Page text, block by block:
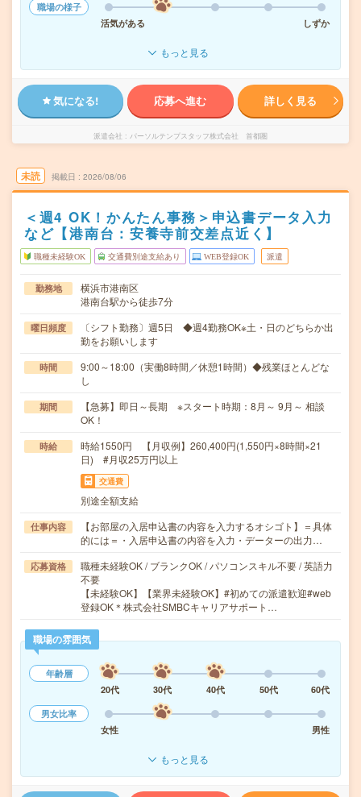
職場の様子
活気がある
しずか
もっと見る
気になる! 応募へ進む 詳しく見る
派遣会社 パーソルテンプスタッフ株式会社 首都圏
未読 掲載日 2026/08/06
＜週4 OK！かんたん事務＞申込書データ入力
など【港南台：安養寺前交差点近く】
職種未経験OK 交通費別途支給あり WEB登録OK 派遣
勤務地
横浜市港南区
港南台駅から徒歩7分
曜日頻度
〔シフト勤務〕週5日 ◆週4勤務OK※土・日のどちらか出
勤をお願いします
時間
9:00～18:00（実働8時間／休憩1時間）◆残業ほとんどな
し
期間
【急募】即日～長期 ※スタート時期：8月～ 9月～ 相談
OK！
時給
時給1550円 【月収例】260,400円(1,550円×8時間×21
日) #月収25万円以上
交通費
別途全額支給
仕事内容
【お部屋の入居申込書の内容を入力するオシゴト】＝具体
的には＝・入居申込書の内容を入力・データーの出力…
応募資格
職種未経験OK / ブランクOK / パソコンスキル不要 / 英語力
不要
【未経験OK】【業界未経験OK】#初めての派遣歓迎#web
登録OK＊株式会社SMBCキャリアサポート…
職場の雰囲気
年齢層
20代
30代 40代 50代
60代
男女比率
女性
男性
もっと見る